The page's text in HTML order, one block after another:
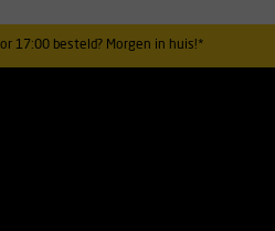
17:00 besteld? Morgen in huis!*